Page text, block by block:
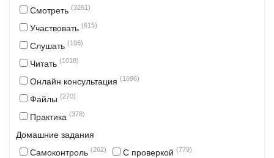
Смотреть (3261)
Участвовать (615)
Слушать (196)
Читать (1018)
Онлайн консультация (1696)
Файлы (270)
Практика (378)
Домашние задания
Самоконтроль (262) С проверкой (779)